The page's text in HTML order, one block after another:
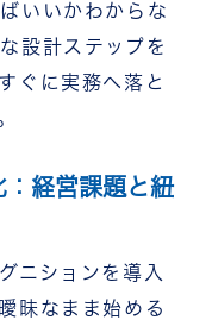
いいかわからな
設計ステップを
ぐに実務へ落と
経営課題と紐
ニションを導入
昧なまま始める